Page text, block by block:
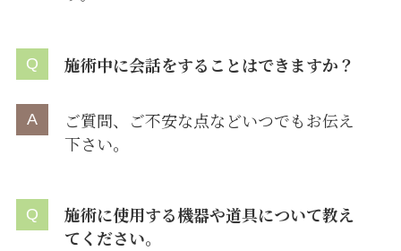
施術中に会話をすることはできますか？
ご質問、ご不安な点などいつでもお伝え
下さい。
施術に使用する機器や道具について教え
てください。